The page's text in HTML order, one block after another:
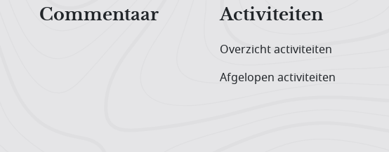
Commentaar
Activiteiten
Overzicht activiteiten
Afgelopen activiteiten